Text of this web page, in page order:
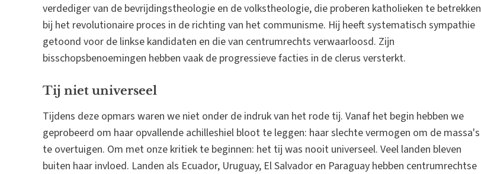
verdediger van de bevrijdingstheologie en de volkstheologie, die proberen katholieken te betrekken
bij het revolutionaire proces in de richting van het communisme. Hij heeft systematisch sympathie
getoond voor de linkse kandidaten en die van centrumrechts verwaarloosd. Zijn
bisschopsbenoemingen hebben vaak de progressieve facties in de clerus versterkt.
Tij niet universeel
Tijdens deze opmars waren we niet onder de indruk van het rode tij. Vanaf het begin hebben we
geprobeerd om haar opvallende achilleshiel bloot te leggen: haar slechte vermogen om de massa's
te overtuigen. Om met onze kritiek te beginnen: het tij was nooit universeel. Veel landen bleven
buiten haar invloed. Landen als Ecuador, Uruguay, El Salvador en Paraguay hebben centrumrechtse